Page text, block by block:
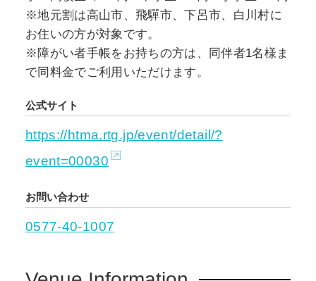
※地元割は高山市、飛驒市、下呂市、白川村に
お住いの方が対象です。
※障がい者手帳をお持ちの方は、同伴者1名様ま
で同料金でご利用いただけます。
公式サイト
https://htma.rtg.jp/event/detail/?
event=00030
お問い合わせ
0577-40-1007